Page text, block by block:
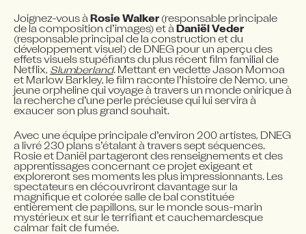
Joignez-vous à Rosie Walker (responsable principale
de la composition d’images) et à Daniël Veder
(responsable principal de la construction et du
développement visuel) de DNEG pour un aperçu des
effets visuels stupéfiants du plus récent film familial de
Netflix, Slumberland. Mettant en vedette Jason Momoa
et Marlow Barkley, le film raconte l’histoire de Nemo, une
jeune orpheline qui voyage à travers un monde onirique à
la recherche d’une perle précieuse qui lui servira à
exaucer son plus grand souhait.
Avec une équipe principale d’environ 200 artistes, DNEG
a livré 230 plans s’étalant à travers sept séquences.
Rosie et Daniël partageront des renseignements et des
apprentissages concernant ce projet exigeant et
exploreront ses moments les plus impressionnants. Les
spectateurs en découvriront davantage sur la
magnifique et colorée salle de bal constituée
entièrement de papillons, sur le monde sous-marin
mystérieux et sur le terrifiant et cauchemardesque
calmar fait de fumée.